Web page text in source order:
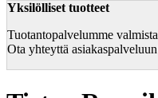
Yksilölliset tuotteet
Tuotantopalvelumme
Ota yhteyttä